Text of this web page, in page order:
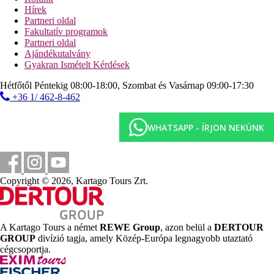
All-inclusive
Reggeli, ebéd és vacsora büfé
Könnyű harapnivalók napközben, fagylalt gyerekeknek
Délutáni kávé, tea és péksütemények
Válogatott helyben termelt alkoholos és alkoholmentes
italok (10:30–23:30)
Hivatalos kategória
VÍZUM, EC/MC.
Weboldal
http://www.aluahotels.com/
Hátrány
Mozgáskorlátozottak számára kialakított szobák.
Akadálymentesített közlekedés az egész épületben.
Internet
Ingyenes
Hírek
Partneri oldal
Fakultatív programok
Partneri oldal
Ajándékutalvány
Gyakran Ismételt Kérdések
Hétfőtől Péntekig 08:00-18:00, Szombat és Vasárnap 09:00-17:30
+36 1/ 462-8-462
WHATSAPP - ÍRJON NEKÜNK
Copyright © 2026, Kartago Tours Zrt.
A Kartago Tours a német REWE Group, azon belül a DERTOUR
GROUP divízió tagja, amely Közép-Európa legnagyobb utaztató
cégcsoportja.